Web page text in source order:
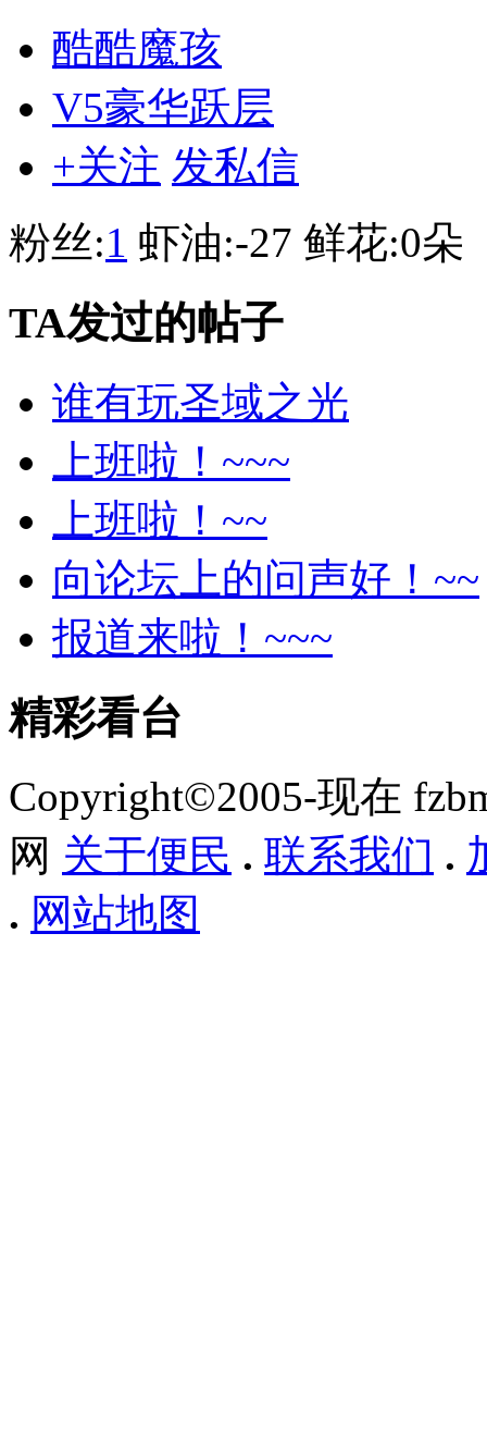
酷酷魔孩
V5豪华跃层
+关注 发私信
粉丝:1 虾油:-27 鲜花:0朵
TA发过的帖子
谁有玩圣域之光
上班啦！~~~
上班啦！~~
向论坛上的问声好！~~
报道来啦！~~~
精彩看台
Copyright©2005-现在
网 关于便民 . 联系我们 .
. 网站地图